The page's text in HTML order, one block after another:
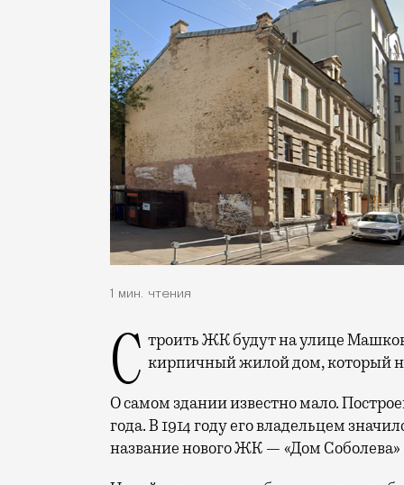
1 мин. чтения
Строить ЖК будут на улице Машкова, 18. Сейчас здесь расположен трехэтажный кирпичный жилой дом, который
О самом здании известно мало.
года. В 1914 году его владельцем
название нового ЖК — «Дом